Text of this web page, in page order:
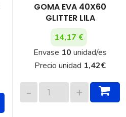
GOMA EVA 40X60
GLITTER LILA
14,17 €
Envase 10 unidad/es
Precio unidad 1,42€